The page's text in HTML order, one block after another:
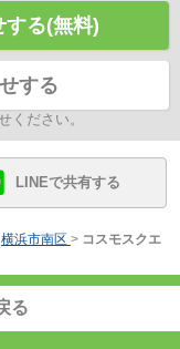
する(無料)
する
ください。
LINEで共有する
横浜市南区 > コスモスクエ
る